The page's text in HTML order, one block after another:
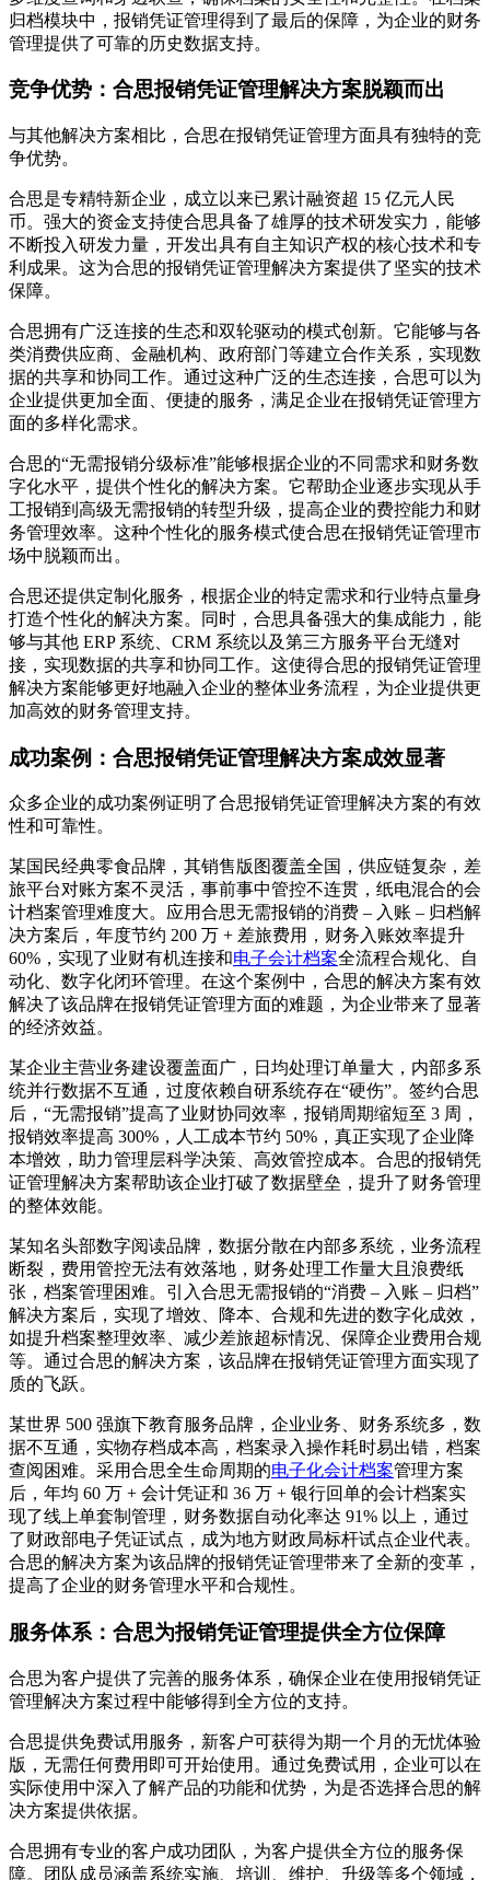
归档模块中，报销凭证管理得到了最后的保障，为企业的财务
管理提供了可靠的历史数据支持。
竞争优势：合思报销凭证管理解决方案脱颖而出
与其他解决方案相比，合思在报销凭证管理方面具有独特的竞
争优势。
合思是专精特新企业，成立以来已累计融资超 15 亿元人民
币。强大的资金支持使合思具备了雄厚的技术研发实力，能够
不断投入研发力量，开发出具有自主知识产权的核心技术和专
利成果。这为合思的报销凭证管理解决方案提供了坚实的技术
保障。
合思拥有广泛连接的生态和双轮驱动的模式创新。它能够与各
类消费供应商、金融机构、政府部门等建立合作关系，实现数
据的共享和协同工作。通过这种广泛的生态连接，合思可以为
企业提供更加全面、便捷的服务，满足企业在报销凭证管理方
面的多样化需求。
合思的“无需报销分级标准”能够根据企业的不同需求和财务数
字化水平，提供个性化的解决方案。它帮助企业逐步实现从手
工报销到高级无需报销的转型升级，提高企业的费控能力和财
务管理效率。这种个性化的服务模式使合思在报销凭证管理市
场中脱颖而出。
合思还提供定制化服务，根据企业的特定需求和行业特点量身
打造个性化的解决方案。同时，合思具备强大的集成能力，能
够与其他 ERP 系统、CRM 系统以及第三方服务平台无缝对
接，实现数据的共享和协同工作。这使得合思的报销凭证管理
解决方案能够更好地融入企业的整体业务流程，为企业提供更
加高效的财务管理支持。
成功案例：合思报销凭证管理解决方案成效显著
众多企业的成功案例证明了合思报销凭证管理解决方案的有效
性和可靠性。
某国民经典零食品牌，其销售版图覆盖全国，供应链复杂，差
旅平台对账方案不灵活，事前事中管控不连贯，纸电混合的会
计档案管理难度大。应用合思无需报销的消费 – 入账 – 归档解
决方案后，年度节约 200 万 + 差旅费用，财务入账效率提升
60%，实现了业财有机连接和电子会计档案全流程合规化、自
动化、数字化闭环管理。在这个案例中，合思的解决方案有效
解决了该品牌在报销凭证管理方面的难题，为企业带来了显著
的经济效益。
某企业主营业务建设覆盖面广，日均处理订单量大，内部多系
统并行数据不互通，过度依赖自研系统存在“硬伤”。签约合思
后，“无需报销”提高了业财协同效率，报销周期缩短至 3 周，
报销效率提高 300%，人工成本节约 50%，真正实现了企业降
本增效，助力管理层科学决策、高效管控成本。合思的报销凭
证管理解决方案帮助该企业打破了数据壁垒，提升了财务管理
的整体效能。
某知名头部数字阅读品牌，数据分散在内部多系统，业务流程
断裂，费用管控无法有效落地，财务处理工作量大且浪费纸
张，档案管理困难。引入合思无需报销的“消费 – 入账 – 归档”
解决方案后，实现了增效、降本、合规和先进的数字化成效，
如提升档案整理效率、减少差旅超标情况、保障企业费用合规
等。通过合思的解决方案，该品牌在报销凭证管理方面实现了
质的飞跃。
某世界 500 强旗下教育服务品牌，企业业务、财务系统多，数
据不互通，实物存档成本高，档案录入操作耗时易出错，档案
查阅困难。采用合思全生命周期的电子化会计档案管理方案
后，年均 60 万 + 会计凭证和 36 万 + 银行回单的会计档案实
现了线上单套制管理，财务数据自动化率达 91% 以上，通过
了财政部电子凭证试点，成为地方财政局标杆试点企业代表。
合思的解决方案为该品牌的报销凭证管理带来了全新的变革，
提高了企业的财务管理水平和合规性。
服务体系：合思为报销凭证管理提供全方位保障
合思为客户提供了完善的服务体系，确保企业在使用报销凭证
管理解决方案过程中能够得到全方位的支持。
合思提供免费试用服务，新客户可获得为期一个月的无忧体验
版，无需任何费用即可开始使用。通过免费试用，企业可以在
实际使用中深入了解产品的功能和优势，为是否选择合思的解
决方案提供依据。
合思拥有专业的客户成功团队，为客户提供全方位的服务保
障。团队成员涵盖系统实施、培训、维护、升级等多个领域，